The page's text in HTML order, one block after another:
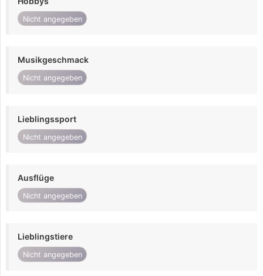
Nicht angegeben
Musikgeschmack
Nicht angegeben
Lieblingssport
Nicht angegeben
Ausflüge
Nicht angegeben
Lieblingstiere
Nicht angegeben